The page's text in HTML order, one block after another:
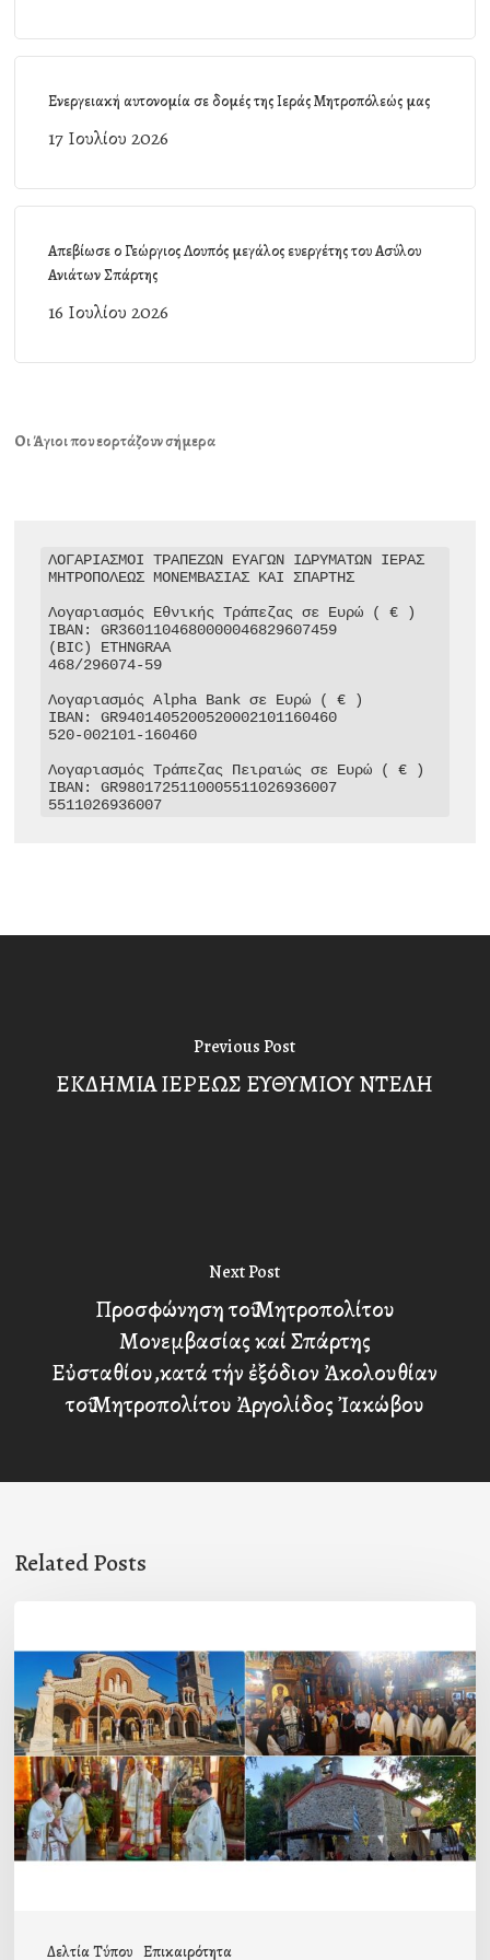
Ενεργειακή αυτονομία σε δομές της Ιεράς Μητροπόλεώς μας
17 Ιουλίου 2026
Απεβίωσε ο Γεώργιος Λουπός μεγάλος ευεργέτης του Ασύλου
Ανιάτων Σπάρτης
16 Ιουλίου 2026
Οι Άγιοι που εορτάζουν σήμερα
ΛΟΓΑΡΙΑΣΜΟΙ ΤΡΑΠΕΖΩΝ ΕΥΑΓΩΝ ΙΔΡΥΜΑΤΩΝ ΙΕΡΑΣ
ΜΗΤΡΟΠΟΛΕΩΣ ΜΟΝΕΜΒΑΣΙΑΣ ΚΑΙ ΣΠΑΡΤΗΣ
Λογαριασμός Εθνικής Τράπεζας σε Ευρώ ( € )
IBAN: GR3601104680000046829607459
(BIC) ETHNGRAA
468/296074-59
Λογαριασμός Alpha Bank σε Ευρώ ( € )
IBAN: GR9401405200520002101160460
520-002101-160460
Λογαριασμός Τράπεζας Πειραιώς σε Ευρώ ( € )
IBAN: GR9801725110005511026936007
5511026936007
Previous Post
ΕΚΔΗΜΙΑ ΙΕΡΕΩΣ ΕΥΘΥΜΙΟΥ ΝΤΕΛΗ
Next Post
Προσφώνηση τοῦ Μητροπολίτου
Μονεμβασίας καί Σπάρτης
Εὐσταθίου,κατά τήν ἐξόδιον Ἀκολουθίαν
τοῦ Μητροπολίτου Ἀργολίδος Ἰακώβου
Related Posts
Δελτία Τύπου Επικαιρότητα
εορτή
της
Μεταμορφώσεως
του
Σωτήρος
σε
Μεταμόρφωση